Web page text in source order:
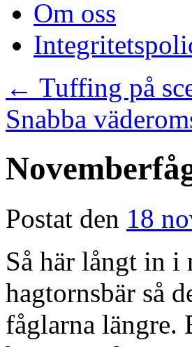
Om oss
← Tuffing på
Snabba
Postat den 18
Så här långt in i
hagtornsbär så
fåglarna längre.